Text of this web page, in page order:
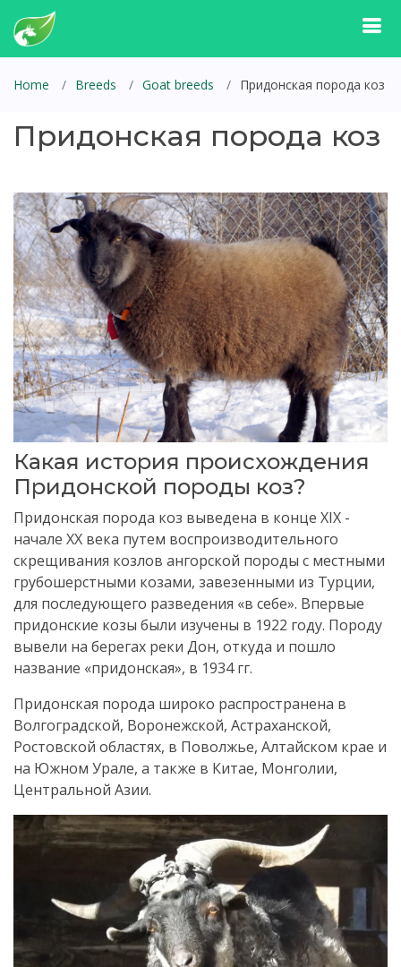
Home Breeds Goat breeds Придонская порода коз
Придонская порода коз
Какая история происхождения
Придонской породы коз?
Придонская порода коз выведена в конце XIX -
начале ХХ века путем воспроизводительного
скрещивания козлов ангорской породы с местными
грубошерстными козами, завезенными из Турции,
для последующего разведения «в себе». Впервые
придонские козы были изучены в 1922 году. Породу
вывели на берегах реки Дон, откуда и пошло
название «придонская», в 1934 гг.
Придонская порода широко распространена в
Волгоградской, Воронежской, Астраханской,
Ростовской областях, в Поволжье, Алтайском крае и
на Южном Урале, а также в Китае, Монголии,
Центральной Азии.